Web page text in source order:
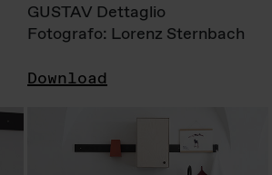
GUSTAV Dettaglio
Fotografo: Lorenz Sternbach
Download